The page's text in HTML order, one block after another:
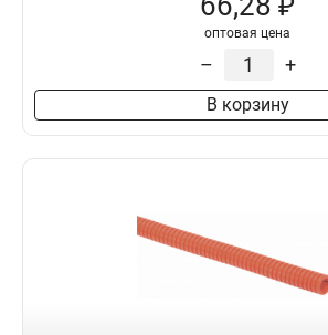
оптовая цена
– +
В корзину